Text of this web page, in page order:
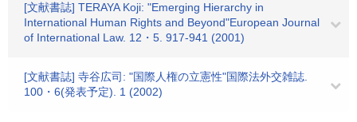
[文献書誌] TERAYA Koji: "Emerging Hierarchy in
International Human Rights and Beyond"European Journal
of International Law. 12・5. 917-941 (2001)
[文献書誌] 寺谷広司: "国際人権の立憲性"国際法外交雑誌.
100・6(発表予定). 1 (2002)